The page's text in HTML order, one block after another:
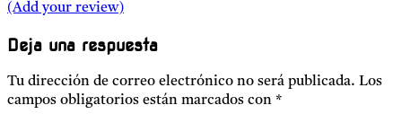
(Add your review)
Deja una respuesta
Tu dirección de correo electrónico no será publicada. Los
campos obligatorios están marcados con *